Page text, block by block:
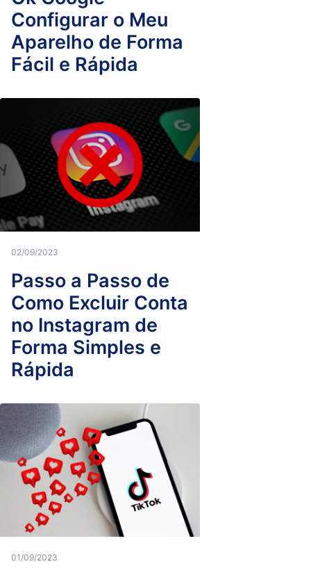
Configurar o Meu
Aparelho de Forma
Fácil e Rápida
02/09/2023
Passo a Passo de
Como Excluir Conta
no Instagram de
Forma Simples e
Rápida
01/09/2023